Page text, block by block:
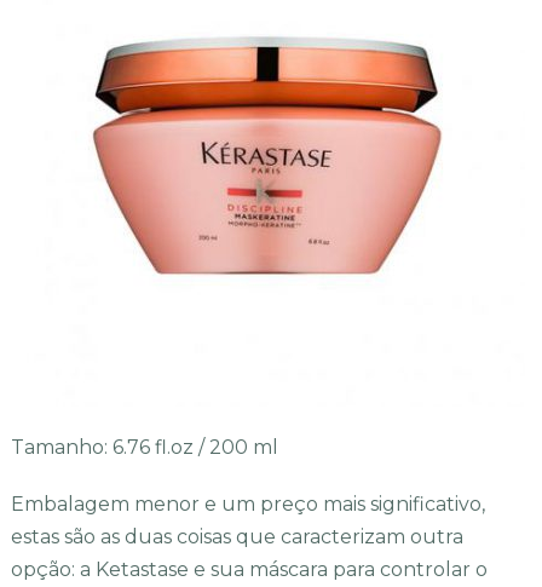
Tamanho: 6.76 fl.oz / 200 ml
Embalagem menor e um preço mais significativo,
estas são as duas coisas que caracterizam outra
opção: a Ketastase e sua máscara para controlar o